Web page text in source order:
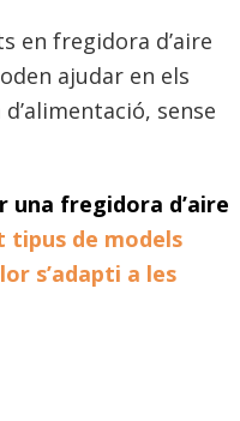
en fregidora d’aire
ajudar en els
sense
una fregidora d’aire
de models
s’adapti a les